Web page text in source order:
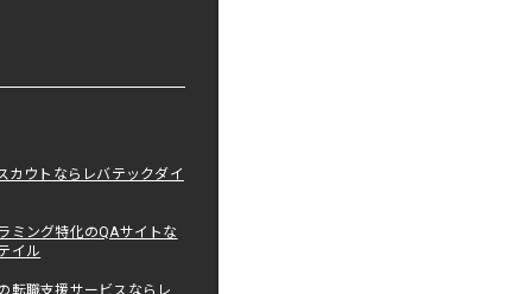
カウトならレバテックダイ
ミング特化のQAサイトな
イル
転職支援サービスならレ